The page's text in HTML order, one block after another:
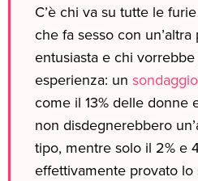
C’è chi va su tutte le
che fa sesso con
entusiasta e chi
esperienza: un sondaggio
come il 13% delle donne
non disdegnerebbero
tipo, mentre solo il 2% e
effettivamente provato lo